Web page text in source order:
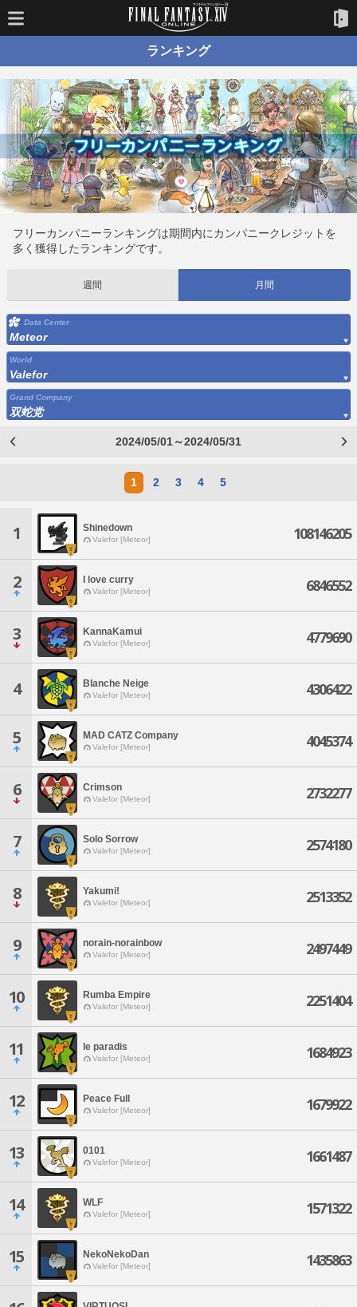
ランキング
フリーカンパニーランキングは期間内にカンパニークレジットを
多く獲得したランキングです。
週間 月間
Data Center
Meteor
World
Valefor
Grand Company
双蛇党
2024/05/01～2024/05/31
1 2 3 4 5
1 Shinedown
Valefor [Meteor] 108146205
2 I love curry
Valefor [Meteor] 6846552
3 KannaKamui
Valefor [Meteor] 4779690
4 Blanche Neige
Valefor [Meteor] 4306422
5 MAD CATZ Company
Valefor [Meteor] 4045374
6 Crimson
Valefor [Meteor] 2732277
7 Solo Sorrow
Valefor [Meteor] 2574180
8 Yakumi!
Valefor [Meteor] 2513352
9 norain-norainbow
Valefor [Meteor] 2497449
10 Rumba Empire
Valefor [Meteor] 2251404
11 le paradis
Valefor [Meteor] 1684923
12 Peace Full
Valefor [Meteor] 1679922
13 0101
Valefor [Meteor] 1661487
14 WLF
Valefor [Meteor] 1571322
15 NekoNekoDan
Valefor [Meteor] 1435863